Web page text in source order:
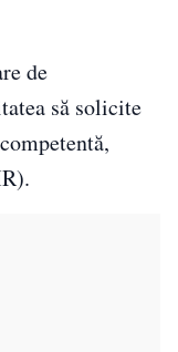
de
să solicite